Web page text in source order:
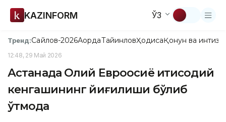
KAZINFORM ЎЗ
Тренд:Сайлов-2026АқордаТайинловҲодисаҚонун ва
12:48, 29 Май 2026
Астанада Олий Евроосиё иқтисодий
кенгашининг йиғилиши бўлиб
ўтмоқда